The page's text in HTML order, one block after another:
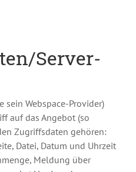
Server-
sein Webspace-Provider)
auf das Angebot (so
Zugriffsdaten gehören:
Datei, Datum und Uhrzeit
Meldung über